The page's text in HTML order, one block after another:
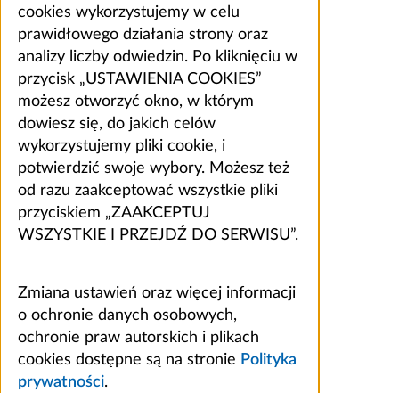
cookies wykorzystujemy w celu
prawidłowego działania strony oraz
analizy liczby odwiedzin. Po kliknięciu w
przycisk „USTAWIENIA COOKIES”
możesz otworzyć okno, w którym
dowiesz się, do jakich celów
wykorzystujemy pliki cookie, i
potwierdzić swoje wybory. Możesz też
od razu zaakceptować wszystkie pliki
przyciskiem „ZAAKCEPTUJ
WSZYSTKIE I PRZEJDŹ DO SERWISU”.
Zmiana ustawień oraz więcej informacji
o ochronie danych osobowych,
ochronie praw autorskich i plikach
cookies dostępne są na stronie Polityka
prywatności.